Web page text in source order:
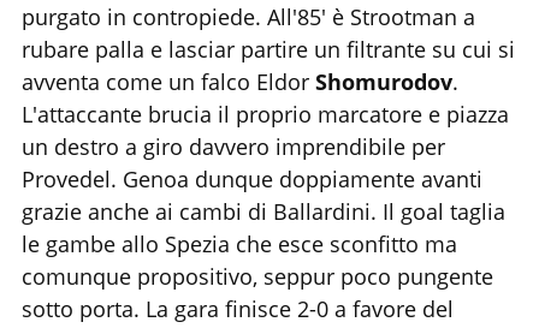
purgato in contropiede. All'85' è Strootman a
rubare palla e lasciar partire un filtrante su cui si
avventa come un falco Eldor Shomurodov.
L'attaccante brucia il proprio marcatore e piazza
un destro a giro davvero imprendibile per
Provedel. Genoa dunque doppiamente avanti
grazie anche ai cambi di Ballardini. Il goal taglia
le gambe allo Spezia che esce sconfitto ma
comunque propositivo, seppur poco pungente
sotto porta. La gara finisce 2-0 a favore del